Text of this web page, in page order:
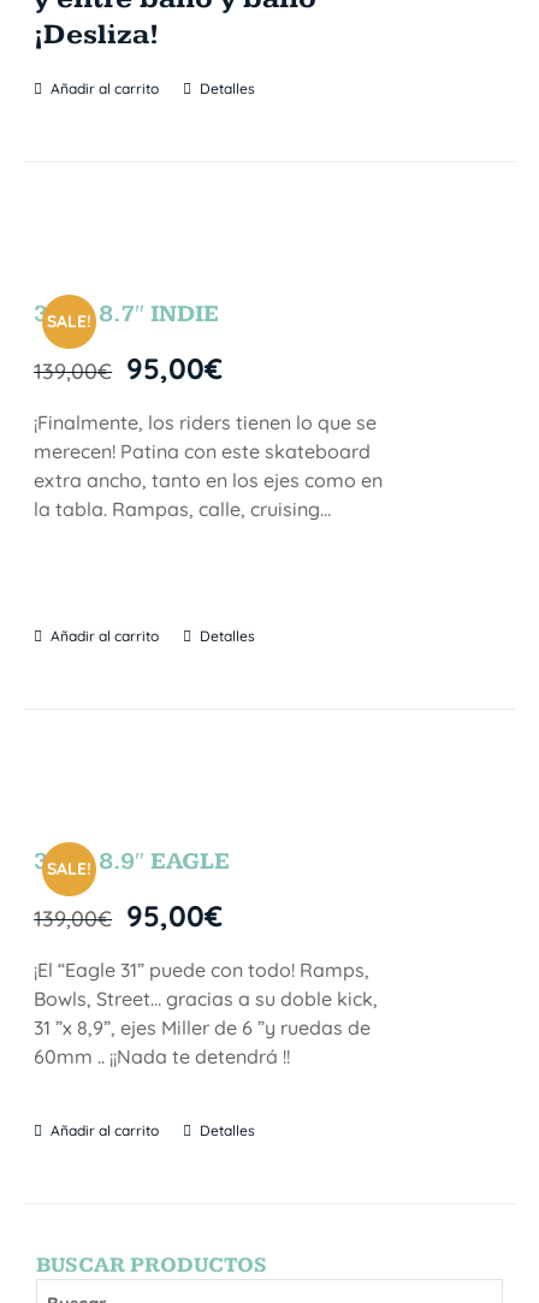
¡Desliza!
Añadir al carrito Detalles
SALE!
31″ x 8.7″ INDIE
139,00€ 95,00€
¡Finalmente, los riders tienen lo que se
merecen! Patina con este skateboard
extra ancho, tanto en los ejes como en
la tabla. Rampas, calle, cruising…
Añadir al carrito Detalles
SALE!
31″ x 8.9″ EAGLE
139,00€ 95,00€
¡El “Eagle 31” puede con todo! Ramps,
Bowls, Street… gracias a su doble kick,
31 ”x 8,9”, ejes Miller de 6 ”y ruedas de
60mm .. ¡¡Nada te detendrá !!
Añadir al carrito Detalles
BUSCAR PRODUCTOS